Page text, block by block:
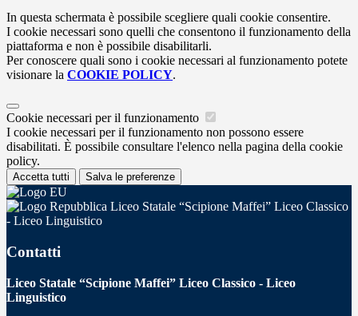
In questa schermata è possibile scegliere quali cookie consentire.
I cookie necessari sono quelli che consentono il funzionamento della
piattaforma e non è possibile disabilitarli.
Per conoscere quali sono i cookie necessari al funzionamento potete
visionare la COOKIE POLICY.
Cookie necessari per il funzionamento
I cookie necessari per il funzionamento non possono essere
disabilitati. È possibile consultare l'elenco nella pagina della cookie
policy.
Accetta tutti Salva le preferenze
Liceo Statale “Scipione Maffei” Liceo Classico
- Liceo Linguistico
Contatti
Liceo Statale “Scipione Maffei” Liceo Classico - Liceo
Linguistico